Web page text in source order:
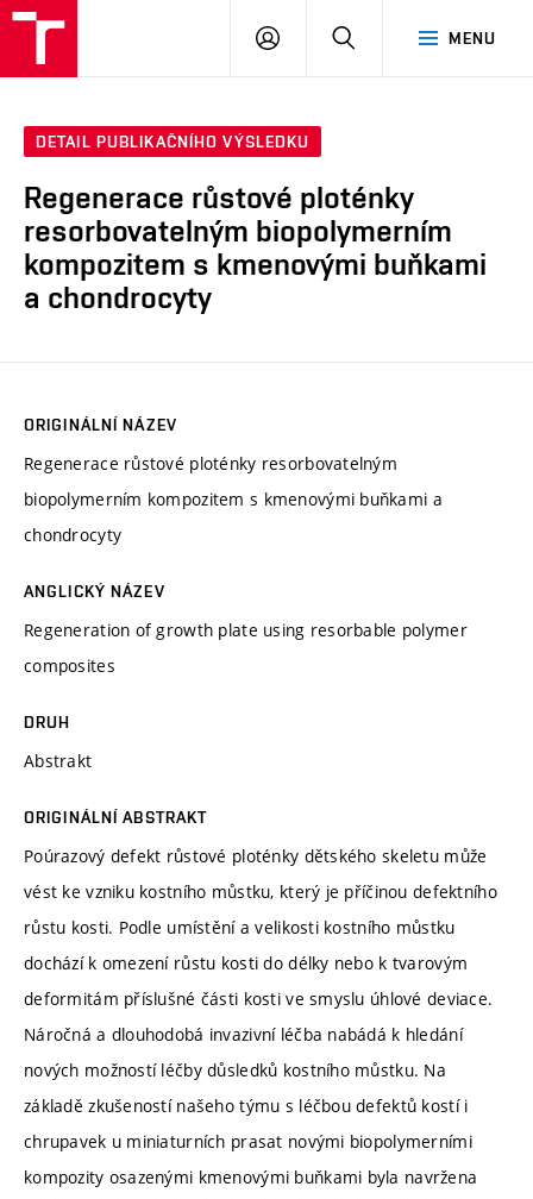
MENU
PŘIHLÁSIT
DETAIL PUBLIKAČNÍHO VÝSLEDKU
Regenerace růstové ploténky
resorbovatelným biopolymerním
kompozitem s kmenovými buňkami
a chondrocyty
ORIGINÁLNÍ NÁZEV
Regenerace růstové ploténky resorbovatelným
biopolymerním kompozitem s kmenovými buňkami a
chondrocyty
ANGLICKÝ NÁZEV
Regeneration of growth plate using resorbable polymer
composites
DRUH
Abstrakt
ORIGINÁLNÍ ABSTRAKT
Poúrazový defekt růstové ploténky dětského skeletu může
vést ke vzniku kostního můstku, který je příčinou defektního
růstu kosti. Podle umístění a velikosti kostního můstku
dochází k omezení růstu kosti do délky nebo k tvarovým
deformitám příslušné části kosti ve smyslu úhlové deviace.
Náročná a dlouhodobá invazivní léčba nabádá k hledání
nových možností léčby důsledků kostního můstku. Na
základě zkušeností našeho týmu s léčbou defektů kostí i
chrupavek u miniaturních prasat novými biopolymerními
kompozity osazenými kmenovými buňkami byla navržena